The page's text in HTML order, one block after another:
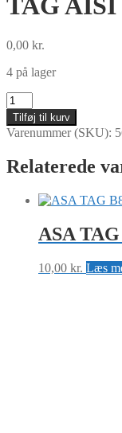
TAG AISI
0,00 kr.
4 på lager
TAG
AISI
316
ø150xT2,0mm
Tilføj til kurv
Varenummer (SKU):
Relaterede
ASA
10,00 kr. Læs